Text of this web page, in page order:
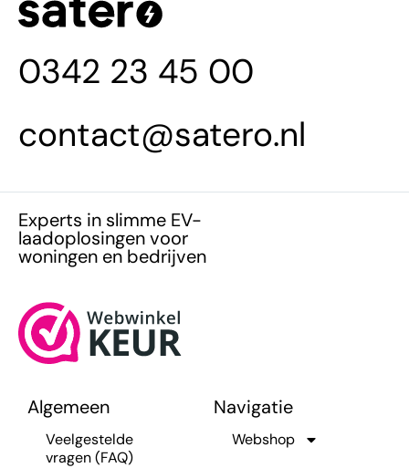
0342 23 45 00
contact@satero.nl
Experts in slimme EV-
laadoplosingen voor
woningen en bedrijven
Algemeen
Veelgestelde
vragen (FAQ)
Navigatie
Webshop